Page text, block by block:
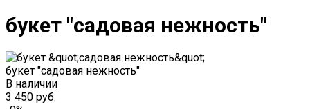
букет "садовая нежность"
букет "садовая нежность"
В наличии
3 450 руб.